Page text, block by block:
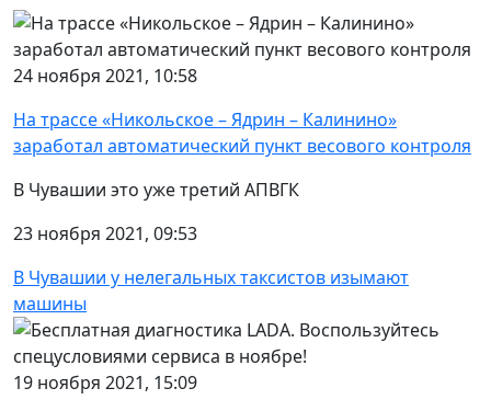
24 ноября 2021, 10:58
На трассе «Никольское – Ядрин – Калинино»
заработал автоматический пункт весового контроля
В Чувашии это уже третий АПВГК
23 ноября 2021, 09:53
В Чувашии у нелегальных таксистов изымают
машины
19 ноября 2021, 15:09